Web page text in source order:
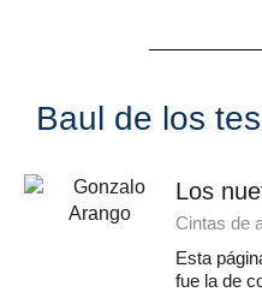
Baul de los
Los
Cintas de
Esta
fue la de